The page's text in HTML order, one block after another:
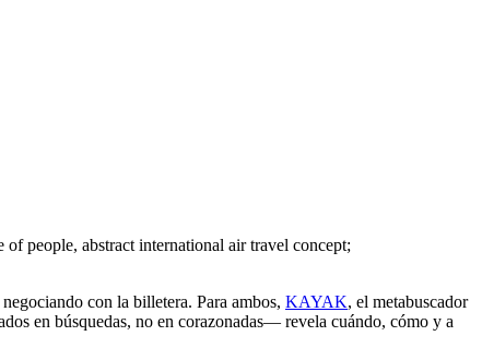
people, abstract international air travel concept;
con la billetera. Para ambos, KAYAK, el metabuscador
en búsquedas, no en corazonadas— revela cuándo, cómo y a